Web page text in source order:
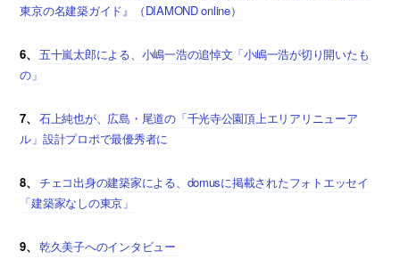
東京の名建築ガイド』（DIAMOND online）
6、
五十嵐太郎による、小嶋一浩の追悼文「小嶋一浩が切り開いたも
の」
7、
石上純也が、広島・尾道の「千光寺公園頂上エリアリニューア
ル」設計プロポで最優秀者に
8、
チェコ出身の建築家による、domusに掲載されたフォトエッセイ
「建築家なしの東京」
9、 乾久美子へのインタビュー